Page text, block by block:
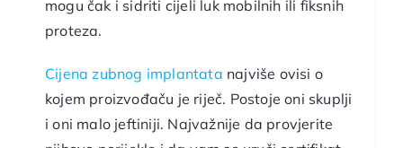
mogu čak i sidriti cijeli luk mobilnih ili fiksnih
proteza.
Cijena zubnog implantata najviše ovisi o
kojem proizvođaču je riječ. Postoje oni skuplji
i oni malo jeftiniji. Najvažnije da provjerite